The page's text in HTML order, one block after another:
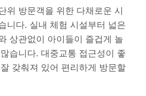
위 방문객을 위한 다채로운 시
니다. 실내 체험 시설부터 넓은
상관없이 아이들이 즐겁게 놀
습니다. 대중교통 접근성이 좋
갖춰져 있어 편리하게 방문할